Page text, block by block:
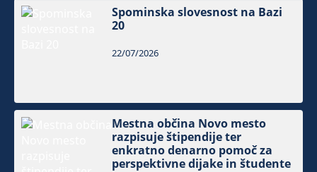
Spominska slovesnost na Bazi
20
22/07/2026
Mestna občina Novo mesto
razpisuje štipendije ter
enkratno denarno pomoč za
perspektivne dijake in študente